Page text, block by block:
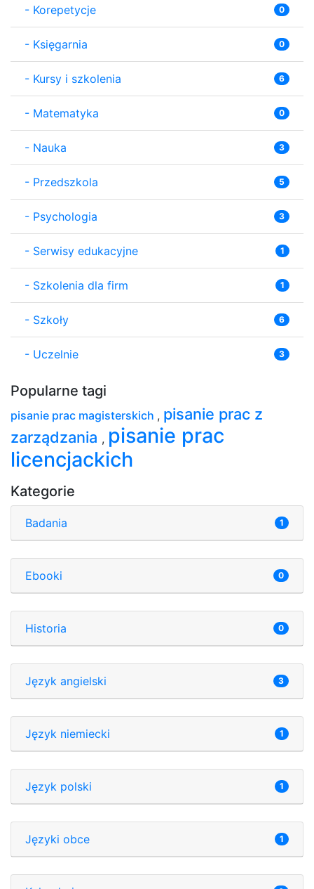
- Korepetycje 0
- Księgarnia 0
- Kursy i szkolenia 6
- Matematyka 0
- Nauka 3
- Przedszkola 5
- Psychologia 3
- Serwisy edukacyjne 1
- Szkolenia dla firm 1
- Szkoły 6
- Uczelnie 3
Popularne tagi
pisanie prac magisterskich , pisanie prac z
zarządzania , pisanie prac
licencjackich
Kategorie
Badania 1
Ebooki 0
Historia 0
Język angielski 3
Język niemiecki 1
Język polski 1
Języki obce 1